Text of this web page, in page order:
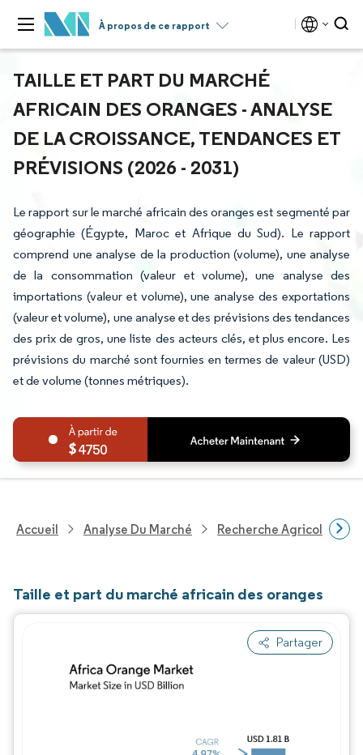
À propos de ce rapport
TAILLE ET PART DU MARCHÉ
AFRICAIN DES ORANGES - ANALYSE
DE LA CROISSANCE, TENDANCES ET
PRÉVISIONS (2026 - 2031)
Le rapport sur le marché africain des oranges est segmenté par
géographie (Égypte, Maroc et Afrique du Sud). Le rapport
comprend une analyse de la production (volume), une analyse
de la consommation (valeur et volume), une analyse des
importations (valeur et volume), une analyse des exportations
(valeur et volume), une analyse et des prévisions des tendances
des prix de gros, une liste des acteurs clés, et plus encore. Les
prévisions du marché sont fournies en termes de valeur (USD)
et de volume (tonnes métriques).
4750
Accueil Analyse Du Marché Recherche Agricole
Taille et part du marché africain des oranges
Partager